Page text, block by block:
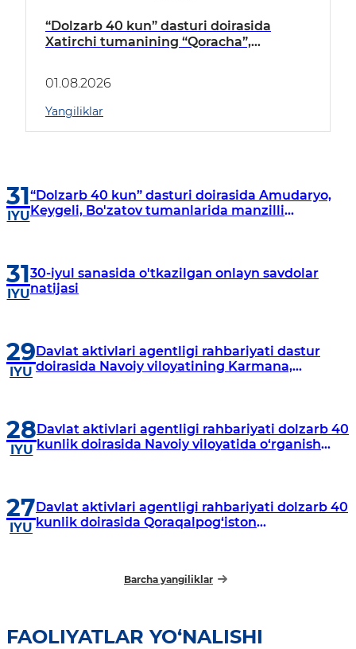
“Dolzarb 40 kun” dasturi doirasida
Xatirchi tumanining “Qoracha”,
borildi
01.08.2026
Yangiliklar
31
IYU
“Dolzarb 40 kun” dasturi doirasida Amudaryo,
Keygeli, Bo'zatov tumanlarida manzilli
31
IYU
30-iyul sanasida o'tkazilgan onlayn savdolar
natijasi
29
IYU
Davlat aktivlari agentligi rahbariyati dastur
doirasida Navoiy viloyatining Karmana,
28
IYU
Davlat aktivlari agentligi rahbariyati dolzarb 40
kunlik doirasida Navoiy viloyatida o‘rganish
27
IYU
Davlat aktivlari agentligi rahbariyati dolzarb 40
kunlik doirasida Qoraqalpog‘iston
Barcha yangiliklar
FAOLIYATLAR YO‘NALISHI